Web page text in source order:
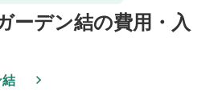
ーデン結の費用・入